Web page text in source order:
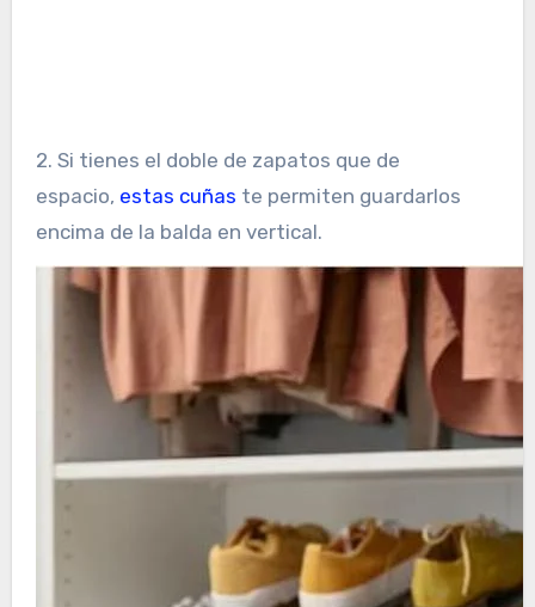
2. Si tienes el doble de zapatos que de
espacio, estas cuñas te permiten guardarlos
encima de la balda en vertical.